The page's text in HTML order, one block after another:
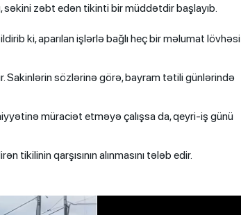
səkini zəbt edən tikinti bir müddətdir başlayıb.
ki, aparılan işlərlə bağlı heç bir məlumat lövhəsi
Sakinlərin sözlərinə görə, bayram tətili günlərində
müraciət etməyə çalışsa da, qeyri-iş günü
tikilinin qarşısının alınmasını tələb edir.